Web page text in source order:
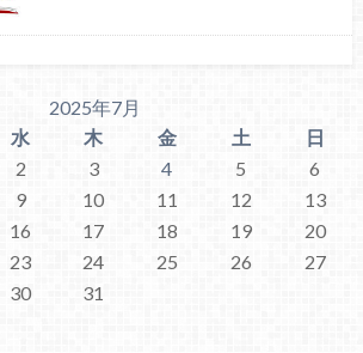
2025年7月
水 木 金 土
日
2 3 4 5
6
9 10 11 12
13
16 17 18 19
20
23 24 25 26
27
30
31